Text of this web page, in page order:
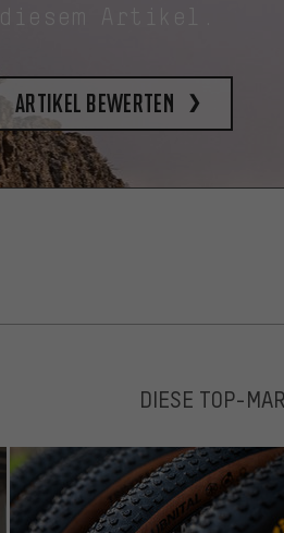
diesem Artikel.
Artikel bewerten
DIESE TOP-